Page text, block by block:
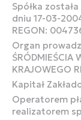
Spółka
dniu 17-03-
REGON:
Organ
ŚRÓDMIEŚCIA
KRAJOWEGO
Kapitał
Operatorem
realizatorem